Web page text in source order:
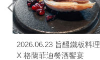
2026.06.23 旨醞鐵板料理
X 格蘭菲迪餐酒饗宴